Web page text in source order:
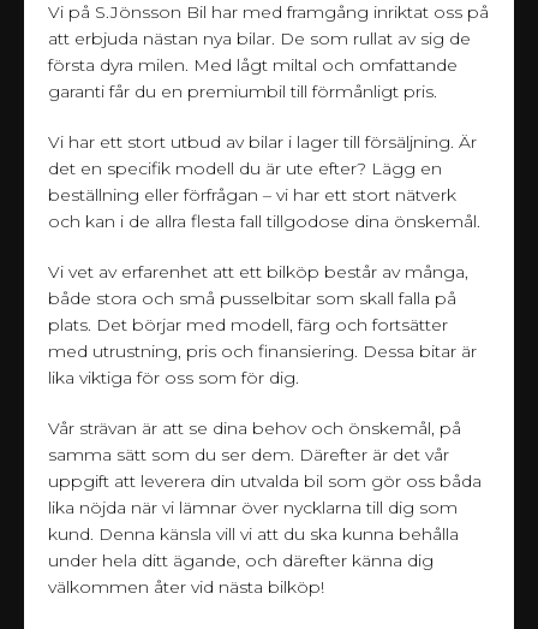
Vi på S.Jönsson Bil har med framgång inriktat oss på
att erbjuda nästan nya bilar. De som rullat av sig de
första dyra milen. Med lågt miltal och omfattande
garanti får du en premiumbil till förmånligt pris.
Vi har ett stort utbud av bilar i lager till försäljning. Är
det en specifik modell du är ute efter? Lägg en
beställning eller förfrågan – vi har ett stort nätverk
och kan i de allra flesta fall tillgodose dina önskemål.
Vi vet av erfarenhet att ett bilköp består av många,
både stora och små pusselbitar som skall falla på
plats. Det börjar med modell, färg och fortsätter
med utrustning, pris och finansiering. Dessa bitar är
lika viktiga för oss som för dig.
Vår strävan är att se dina behov och önskemål, på
samma sätt som du ser dem. Därefter är det vår
uppgift att leverera din utvalda bil som gör oss båda
lika nöjda när vi lämnar över nycklarna till dig som
kund. Denna känsla vill vi att du ska kunna behålla
under hela ditt ägande, och därefter känna dig
välkommen åter vid nästa bilköp!